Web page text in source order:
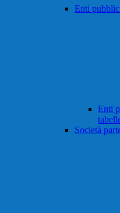
Enti
Enti
Società